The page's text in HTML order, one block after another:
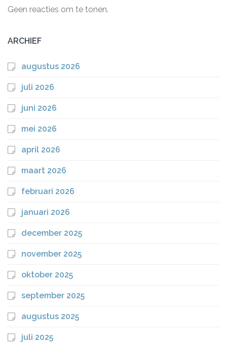
Geen reacties om te tonen.
ARCHIEF
augustus 2026
juli 2026
juni 2026
mei 2026
april 2026
maart 2026
februari 2026
januari 2026
december 2025
november 2025
oktober 2025
september 2025
augustus 2025
juli 2025